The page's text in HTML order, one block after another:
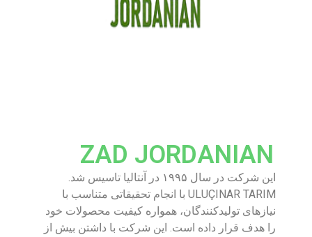
ZAD JORDANIAN
این شرکت در سال ۱۹۹۵ در آنتالیا تاسیس شد.
ULUÇINAR TARIM با انجام تحقیقاتی متناسب با
نیازهای تولیدکنندگان، همواره کیفیت محصولات خود
را هدف قرار داده است. این شرکت با داشتن بیش از